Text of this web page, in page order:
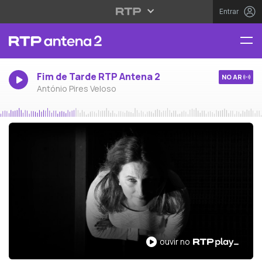
Entrar
Fim de Tarde RTP Antena 2
António Pires Veloso
NO AR
ouvir no RTP Play
ouvir no